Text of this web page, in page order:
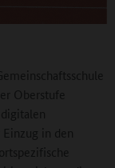
Oberstufe
Einzug in den